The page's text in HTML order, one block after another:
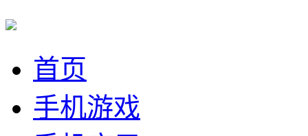
首页
手机游戏